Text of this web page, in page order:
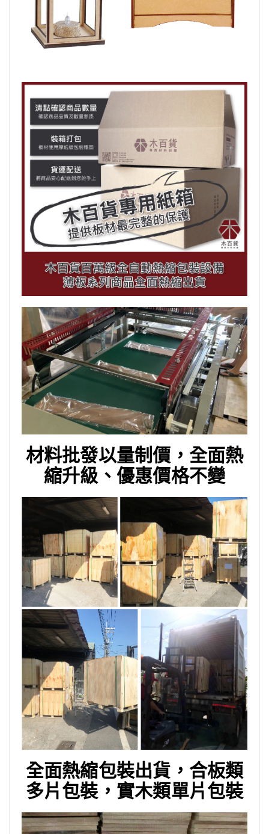
材料批發以量制價，全面熱
縮升級、優惠價格不變
全面熱縮包裝出貨，合板類
多片包裝，實木類單片包裝